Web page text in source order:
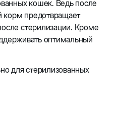
кошек. Ведь после
корм предотвращает
стерилизации. Кроме
оптимальный
для стерилизованных